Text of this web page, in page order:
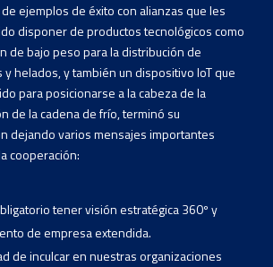
ejemplos de éxito con alianzas que les
disponer de productos tecnológicos como
de bajo peso para la distribución de
y helados, y también un dispositivo IoT que
para posicionarse a la cabeza de la
de la cadena de frío, terminó su
dejando varios mensajes importantes
cooperación:
tener visión estratégica 360º y
de empresa extendida.
de inculcar en nuestras organizaciones